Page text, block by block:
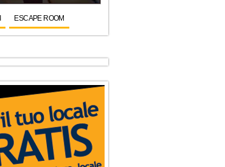
ESCAPE ROOM